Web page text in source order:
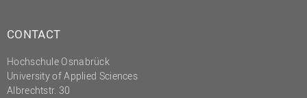
CONTACT
Hochschule Osnabrück
University of Applied Sciences
Albrechtstr. 30